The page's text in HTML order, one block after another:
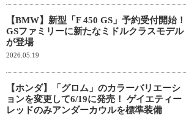
【BMW】新型「F 450 GS」予約受付開始！
GSファミリーに新たなミドルクラスモデル
が登場
2026.05.19
【ホンダ】「グロム」のカラーバリエーシ
ョンを変更して6/19に発売！ ゲイエティー
レッドのみアンダーカウルを標準装備